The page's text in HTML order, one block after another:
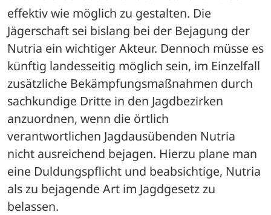
effektiv wie möglich zu gestalten. Die
Jägerschaft sei bislang bei der Bejagung der
Nutria ein wichtiger Akteur. Dennoch müsse es
künftig landesseitig möglich sein, im Einzelfall
zusätzliche Bekämpfungsmaßnahmen durch
sachkundige Dritte in den Jagdbezirken
anzuordnen, wenn die örtlich
verantwortlichen Jagdausübenden Nutria
nicht ausreichend bejagen. Hierzu plane man
eine Duldungspflicht und beabsichtige, Nutria
als zu bejagende Art im Jagdgesetz zu
belassen.